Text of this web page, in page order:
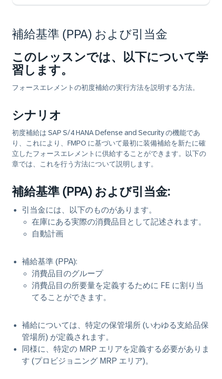
補給基準 (PPA) および引当金
このレッスンでは、以下について学
習します。
フォースエレメントの初度補給の実行方法を説明する方法。
シナリオ
初度補給は SAP S/4 HANA Defense and Security の機能であ
り、これにより、FMPO に基づいて最初に装備補給を新たに確
立したフォースエレメントに供給することができます。以下の
章では、これを行う方法について説明します。
補給基準 (PPA) および引当金:
引当金には、以下のものがあります。
在庫にある実際の消費品目として記述されます。
自動計画
補給基準 (PPA):
消費品目のグループ
消費品目の所要量を定義するために FE に割り当
てることができます。
補給については、特定の保管場所 (いわゆる支給品保
管場所) が定義されます。
同様に、特定の MRP エリアを定義する必要がありま
す (プロビジョニング MRP エリア)。